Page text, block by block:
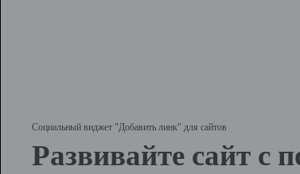
Социальный виджет "Добавить линк" для сайтов
Развивайте сайт с